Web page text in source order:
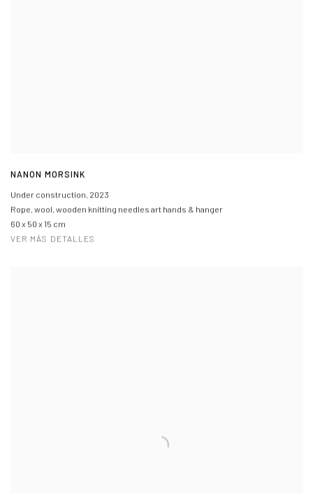
NANON MORSINK
Under construction, 2023
Rope, wool, wooden knitting needles art hands & hanger
60 x 50 x 15 cm
VER MÁS DETALLES